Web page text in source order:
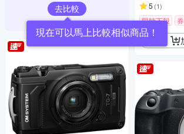
去比較
現在可以馬上比較相似商品！
5 (1)
限時下殺 券